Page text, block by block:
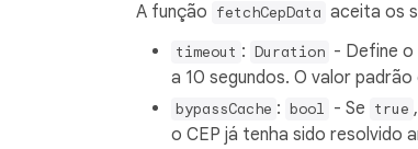
A função fetchCepData aceita os
timeout : Duration - Define o
a 10 segundos. O valor padrão
bypassCache : bool - Se true
o CEP já tenha sido resolvido